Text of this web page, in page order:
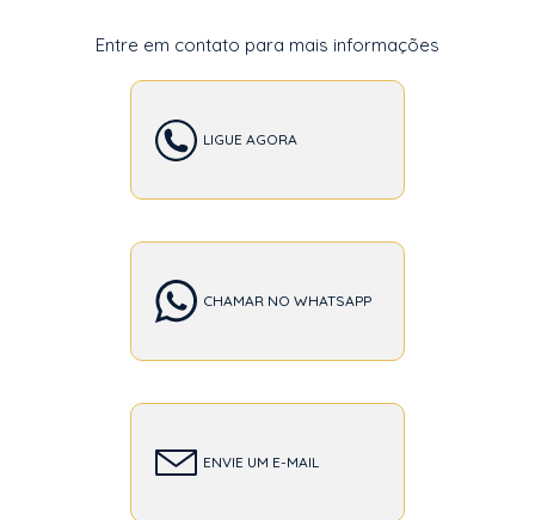
Entre em contato para mais informações
LIGUE AGORA
CHAMAR NO WHATSAPP
ENVIE UM E-MAIL